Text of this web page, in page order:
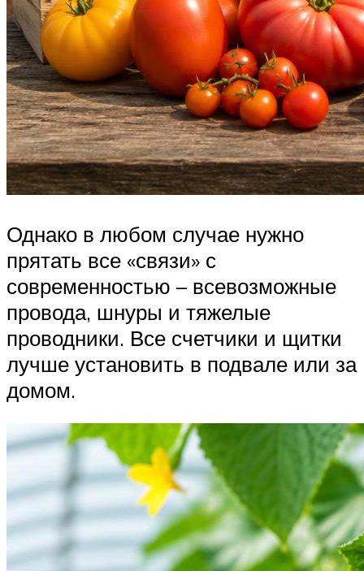
Однако в любом случае нужно
прятать все «связи» с
современностью – всевозможные
провода, шнуры и тяжелые
проводники. Все счетчики и щитки
лучше установить в подвале или за
домом.